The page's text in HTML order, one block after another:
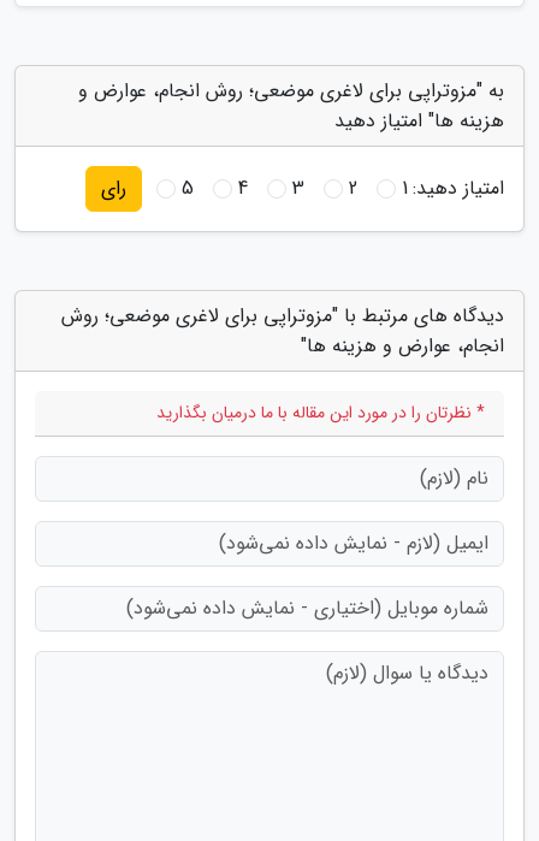
به "مزوتراپی برای لاغری موضعی؛ روش انجام، عوارض و
هزینه ها" امتیاز دهید
امتیاز دهید:1
2
3
4
5 رای
دیدگاه های مرتبط با "مزوتراپی برای لاغری موضعی؛ روش
انجام، عوارض و هزینه ها"
* نظرتان را در مورد این مقاله با ما درمیان بگذارید